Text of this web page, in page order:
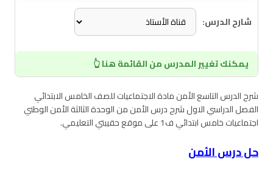
شارح الدرس:
يمكنك تغيير المدرس من القائمة هنا 👆
شرح الدرس التاسع الأمن مادة الاجتماعيات للصف الخامس الابتدائي
الفصل الدراسي الاول شرح درس الأمن من الوحدة الثالثة الأمن الوطني
اجتماعيات خامس ابتدائي ف1 على موقع حقيبتي التعليمي.
حل درس الأمن